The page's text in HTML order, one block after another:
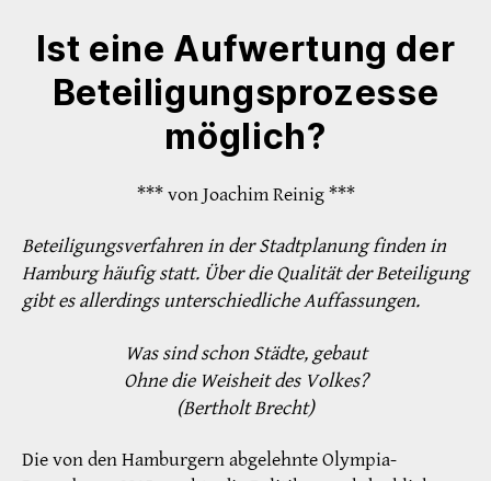
Ist eine Aufwertung der
Beteiligungsprozesse
möglich?
*** von Joachim Reinig ***
Beteiligungsverfahren in der Stadtplanung finden in
Hamburg häufig statt. Über die Qualität der Beteiligung
gibt es allerdings unterschiedliche Auffassungen.
Was sind schon Städte, gebaut
Ohne die Weisheit des Volkes?
(Bertholt Brecht)
Die von den Hamburgern abgelehnte Olympia-